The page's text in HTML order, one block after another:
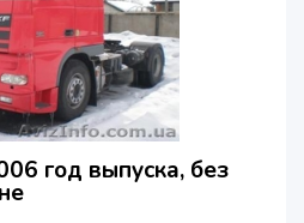
год выпуска, без